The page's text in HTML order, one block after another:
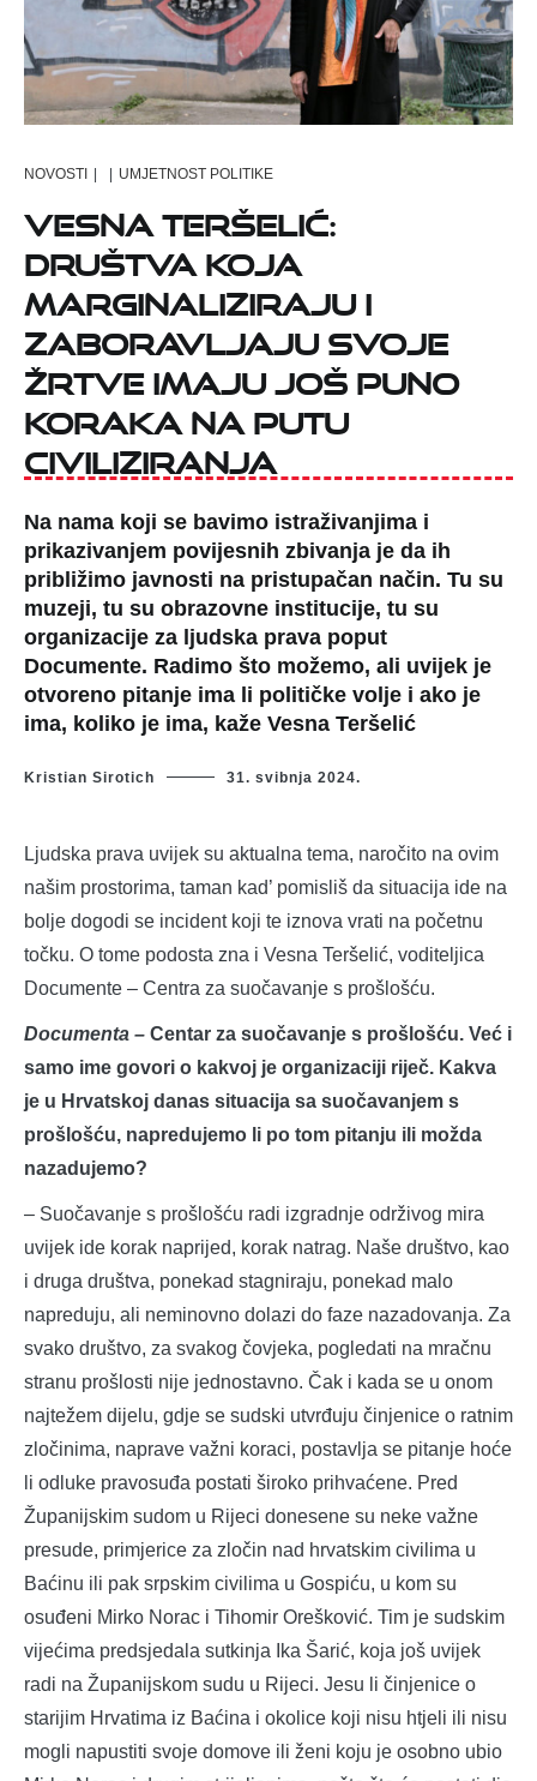
NOVOSTI | | UMJETNOST POLITIKE
Vesna Teršelić:
Društva koja
marginaliziraju i
zaboravljaju svoje
žrtve imaju još puno
koraka na putu
civiliziranja
Na nama koji se bavimo istraživanjima i
prikazivanjem povijesnih zbivanja je da ih
približimo javnosti na pristupačan način. Tu su
muzeji, tu su obrazovne institucije, tu su
organizacije za ljudska prava poput
Documente. Radimo što možemo, ali uvijek je
otvoreno pitanje ima li političke volje i ako je
ima, koliko je ima, kaže Vesna Teršelić
Kristian Sirotich 31. svibnja 2024.
Ljudska prava uvijek su aktualna tema, naročito na ovim
našim prostorima, taman kad’ pomisliš da situacija ide na
bolje dogodi se incident koji te iznova vrati na početnu
točku. O tome podosta zna i Vesna Teršelić, voditeljica
Documente – Centra za suočavanje s prošlošću.
Documenta – Centar za suočavanje s prošlošću. Već i
samo ime govori o kakvoj je organizaciji riječ. Kakva
je u Hrvatskoj danas situacija sa suočavanjem s
prošlošću, napredujemo li po tom pitanju ili možda
nazadujemo?
– Suočavanje s prošlošću radi izgradnje održivog mira
uvijek ide korak naprijed, korak natrag. Naše društvo, kao
i druga društva, ponekad stagniraju, ponekad malo
napreduju, ali neminovno dolazi do faze nazadovanja. Za
svako društvo, za svakog čovjeka, pogledati na mračnu
stranu prošlosti nije jednostavno. Čak i kada se u onom
najtežem dijelu, gdje se sudski utvrđuju činjenice o ratnim
zločinima, naprave važni koraci, postavlja se pitanje hoće
li odluke pravosuđa postati široko prihvaćene. Pred
Županijskim sudom u Rijeci donesene su neke važne
presude, primjerice za zločin nad hrvatskim civilima u
Baćinu ili pak srpskim civilima u Gospiću, u kom su
osuđeni Mirko Norac i Tihomir Orešković. Tim je sudskim
vijećima predsjedala sutkinja Ika Šarić, koja još uvijek
radi na Županijskom sudu u Rijeci. Jesu li činjenice o
starijim Hrvatima iz Baćina i okolice koji nisu htjeli ili nisu
mogli napustiti svoje domove ili ženi koju je osobno ubio